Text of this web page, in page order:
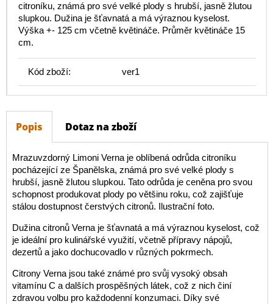
citroníku, známá pro své velké plody s hrubší, jasně žlutou
slupkou. Dužina je šťavnatá a má výraznou kyselost.
Výška +- 125 cm včetně květináče. Průměr květináče 15
cm.
Kód zboží: ver1
Popis Dotaz na zboží
Mrazuvzdorný Limoni Verna je oblíbená odrůda citroníku
pocházející ze Španělska, známá pro své velké plody s
hrubší, jasně žlutou slupkou. Tato odrůda je ceněna pro svou
schopnost produkovat plody po většinu roku, což zajišťuje
stálou dostupnost čerstvých citronů. Ilustrační foto.
Dužina citronů Verna je šťavnatá a má výraznou kyselost, což
je ideální pro kulinářské využití, včetně přípravy nápojů,
dezertů a jako dochucovadlo v různých pokrmech.
Citrony Verna jsou také známé pro svůj vysoký obsah
vitamínu C a dalších prospěšných látek, což z nich činí
zdravou volbu pro každodenní konzumaci. Díky své